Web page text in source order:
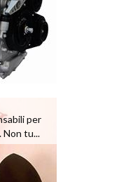
per
tu...